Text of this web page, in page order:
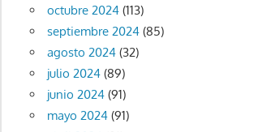
octubre 2024(113)
septiembre 2024(85)
agosto 2024(32)
julio 2024(89)
junio 2024(91)
mayo 2024(91)